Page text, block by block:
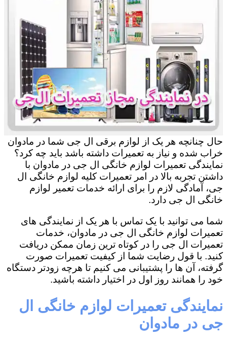
حال چنانچه هر یک از لوازم برقی ال جی شما در مادوان
خراب شده و نیاز به تعمیرات داشته باشد باید چه کرد؟
نمایندگی تعمیرات لوازم خانگی ال جی در مادوان با
داشتن تجربه بالا در امر تعمیرات کلیه لوازم خانگی ال
جی، آمادگی لازم را برای ارائه خدمات تعمیر لوازم
خانگی ال جی دارد.
شما می توانید با یک تماس با هر یک از نمایندگی های
تعمیرات لوازم خانگی ال جی در مادوان، خدمات
تعمیرات ال جی را در کوتاه ترین زمان ممکن دریافت
کنید. با قول رضایت شما از کیفیت تعمیرات صورت
گرفته، آن ها را پشتیبانی می کنیم تا هرچه زودتر دستگاه
خود را همانند روز اول در اختیار داشته باشید.
نمایندگی تعمیرات لوازم خانگی ال
جی در مادوان